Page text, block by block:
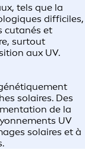
tels que la
difficiles,
cutanés et
surtout
aux UV.
solaires. Des
de la
UV
solaires et à